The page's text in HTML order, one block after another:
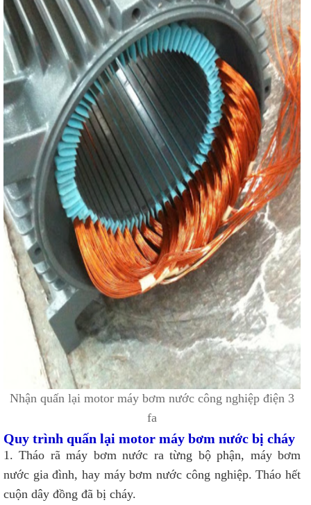
Nhận quấn lại motor máy bơm nước công nghiệp điện 3
fa
Quy trình quấn lại motor máy bơm nước bị cháy
1. Tháo rã máy bơm nước ra từng bộ phận, máy bơm
nước gia đình, hay máy bơm nước công nghiệp. Tháo hết
cuộn dây đồng đã bị cháy.